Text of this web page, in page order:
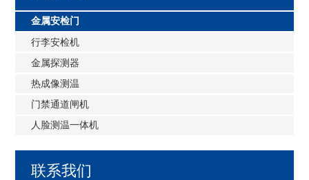
金属安检门
行李安检机
金属探测器
热成像测温
门禁通道闸机
人脸测温一体机
联系我们